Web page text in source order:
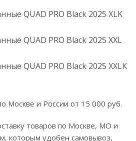
QUAD PRO Black 2025 XLK
QUAD PRO Black 2025 XXL
QUAD PRO Black 2025 XXLK
Москве и России от 15 000 руб.
товаров по Москве, МО и
которым удобен самовывоз,